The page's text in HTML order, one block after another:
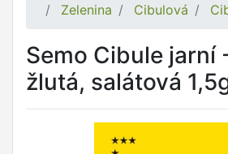
Zelenina
Cibulová
Semo Cibule jarní
žlutá, salátová